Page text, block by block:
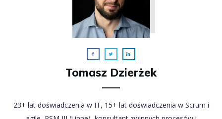
Tomasz Dzierżek
23+ lat doświadczenia w IT, 15+ lat doświadczenia w Scrum i